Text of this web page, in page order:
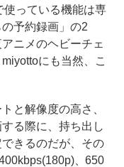
っている機能は専
予約録画」の2
ニメのヘビーチェ
にも当然、こ
と解像度の高さ、
る際に、持ち出し
きるのだが、その
、650